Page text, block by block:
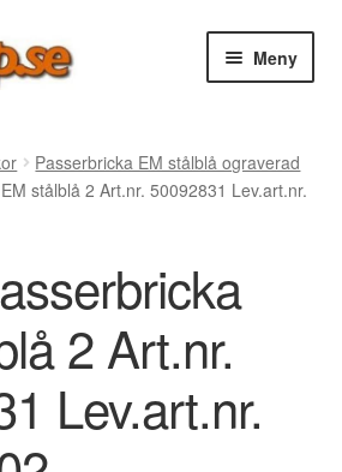
Meny
Passerbricka EM stålblå ograverad
stålblå 2 Art.nr. 50092831 Lev.art.nr.
2 Art.nr.
Lev.art.nr.